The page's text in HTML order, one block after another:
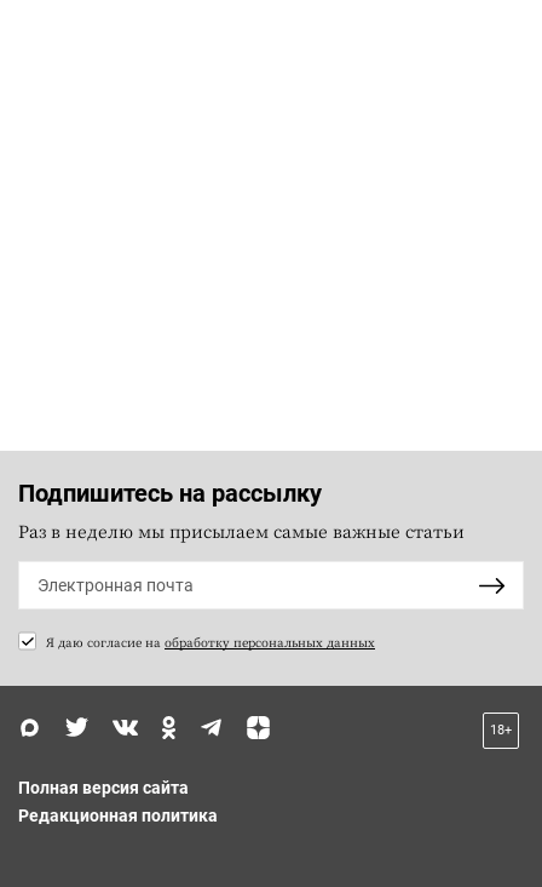
Подпишитесь на рассылку
Раз в неделю мы присылаем самые важные статьи
Я даю согласие на обработку персональных данных
18+
Полная версия сайта
Редакционная политика